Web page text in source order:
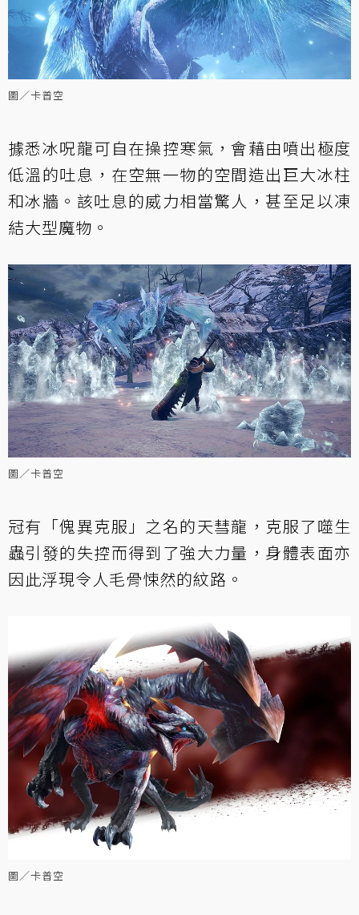
圖／卡普空
據悉冰呪龍可自在操控寒氣，會藉由噴出極度
低溫的吐息，在空無一物的空間造出巨大冰柱
和冰牆。該吐息的威力相當驚人，甚至足以凍
結大型魔物。
圖／卡普空
冠有「傀異克服」之名的天彗龍，克服了噬生
蟲引發的失控而得到了強大力量，身體表面亦
因此浮現令人毛骨悚然的紋路。
圖／卡普空